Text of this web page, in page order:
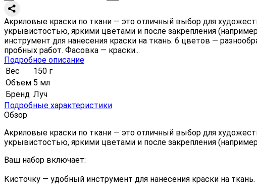
Акриловые краски по ткани — это отличный выбор для
укрывистостью, яркими цветами и после закрепления
инструмент для нанесения краски на ткань. 6 цветов —
пробных работ. Фасовка — краски...
Подробное описание
Вес
150 г
Объем 5 мл
Бренд Луч
Подробные характеристики
Обзор
Акриловые краски по ткани — это отличный выбор для
укрывистостью, яркими цветами и после закрепления
Ваш набор включает:
Кисточку — удобный инструмент для нанесения краски на ткань.